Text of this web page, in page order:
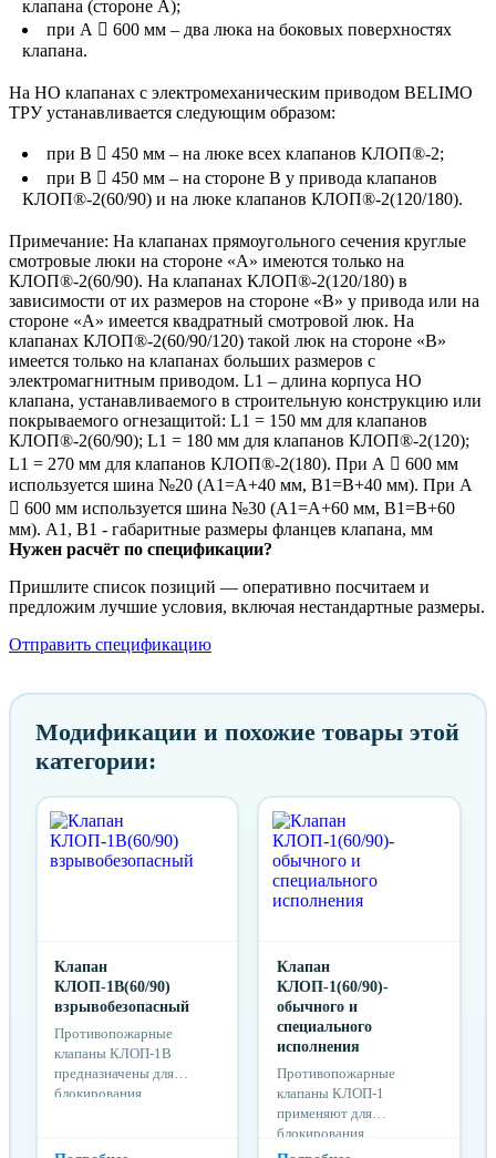
клапана (стороне А);
при А  600 мм – два люка на боковых поверхностях
клапана.
На НО клапанах с электромеханическим приводом BELIMO
ТРУ устанавливается следующим образом:
при В  450 мм – на люке всех клапанов КЛОП®-2;
при В  450 мм – на стороне В у привода клапанов
КЛОП®-2(60/90) и на люке клапанов КЛОП®-2(120/180).
Примечание: На клапанах прямоугольного сечения круглые
смотровые люки на стороне «А» имеются только на
КЛОП®-2(60/90). На клапанах КЛОП®-2(120/180) в
зависимости от их размеров на стороне «В» у привода или на
стороне «А» имеется квадратный смотровой люк. На
клапанах КЛОП®-2(60/90/120) такой люк на стороне «В»
имеется только на клапанах больших размеров с
электромагнитным приводом. L1 – длина корпуса НО
клапана, устанавливаемого в строительную конструкцию или
покрываемого огнезащитой: L1 = 150 мм для клапанов
КЛОП®-2(60/90); L1 = 180 мм для клапанов КЛОП®-2(120);
L1 = 270 мм для клапанов КЛОП®-2(180). При А  600 мм
используется шина №20 (А1=А+40 мм, B1=B+40 мм). При А
 600 мм используется шина №30 (A1=A+60 мм, B1=B+60
мм). А1, В1 - габаритные размеры фланцев клапана, мм
Нужен расчёт по спецификации?
Пришлите список позиций — оперативно посчитаем и
предложим лучшие условия, включая нестандартные размеры.
Отправить спецификацию
Модификации и похожие товары этой
категории:
Клапан
КЛОП-1В(60/90)
взрывобезопасный
Противопожарные
клапаны КЛОП-1В
предназначены для
блокирования
вентиляции и
Клапан
КЛОП-1(60/90)-
обычного и
специального
исполнения
Противопожарные
клапаны КЛОП-1
применяют для
блокирования
распространения пожара